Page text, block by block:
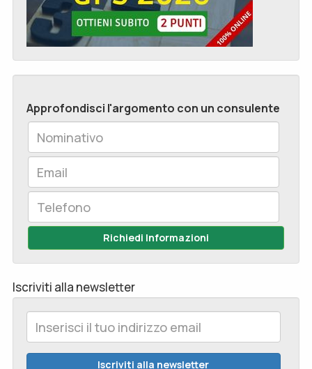
Approfondisci l'argomento con un consulente
Richiedi Informazioni
Iscriviti alla newsletter